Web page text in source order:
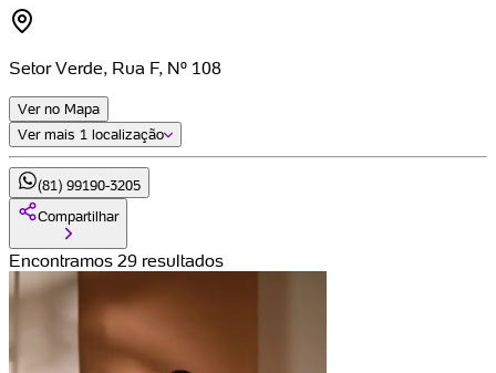
Setor Verde, Rua F, Nº 108
Ver no Mapa
Ver mais 1 localização
(81) 99190-3205
Compartilhar
Encontramos 29 resultados